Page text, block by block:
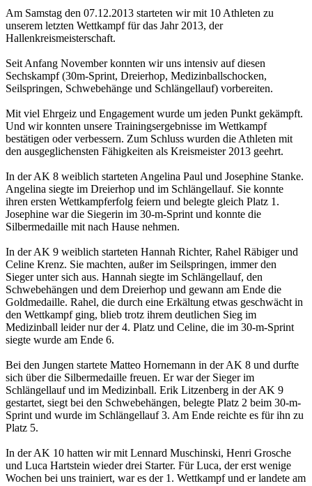
Am Samstag den 07.12.2013 starteten wir mit 10 Athleten zu
unserem letzten Wettkampf für das Jahr 2013, der
Hallenkreismeisterschaft.
Seit Anfang November konnten wir uns intensiv auf diesen
Sechskampf (30m-Sprint, Dreierhop, Medizinballschocken,
Seilspringen, Schwebehänge und Schlängellauf) vorbereiten.
Mit viel Ehrgeiz und Engagement wurde um jeden Punkt gekämpft.
Und wir konnten unsere Trainingsergebnisse im Wettkampf
bestätigen oder verbessern. Zum Schluss wurden die Athleten mit
den ausgeglichensten Fähigkeiten als Kreismeister 2013 geehrt.
In der AK 8 weiblich starteten Angelina Paul und Josephine Stanke.
Angelina siegte im Dreierhop und im Schlängellauf. Sie konnte
ihren ersten Wettkampferfolg feiern und belegte gleich Platz 1.
Josephine war die Siegerin im 30-m-Sprint und konnte die
Silbermedaille mit nach Hause nehmen.
In der AK 9 weiblich starteten Hannah Richter, Rahel Räbiger und
Celine Krenz. Sie machten, außer im Seilspringen, immer den
Sieger unter sich aus. Hannah siegte im Schlängellauf, den
Schwebehängen und dem Dreierhop und gewann am Ende die
Goldmedaille. Rahel, die durch eine Erkältung etwas geschwächt in
den Wettkampf ging, blieb trotz ihrem deutlichen Sieg im
Medizinball leider nur der 4. Platz und Celine, die im 30-m-Sprint
siegte wurde am Ende 6.
Bei den Jungen startete Matteo Hornemann in der AK 8 und durfte
sich über die Silbermedaille freuen. Er war der Sieger im
Schlängellauf und im Medizinball. Erik Litzenberg in der AK 9
gestartet, siegt bei den Schwebehängen, belegte Platz 2 beim 30-m-
Sprint und wurde im Schlängellauf 3. Am Ende reichte es für ihn zu
Platz 5.
In der AK 10 hatten wir mit Lennard Muschinski, Henri Grosche
und Luca Hartstein wieder drei Starter. Für Luca, der erst wenige
Wochen bei uns trainiert, war es der 1. Wettkampf und er landete am